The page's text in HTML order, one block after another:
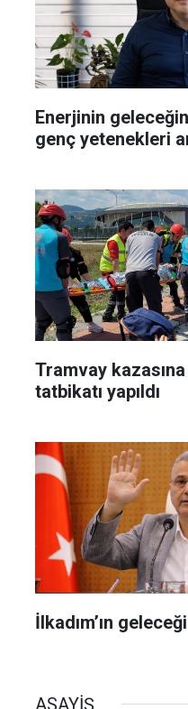
Enerjinin
genç yetenekleri
Tramvay
tatbikatı yapıldı
İlkadım’ın
ASAYİŞ